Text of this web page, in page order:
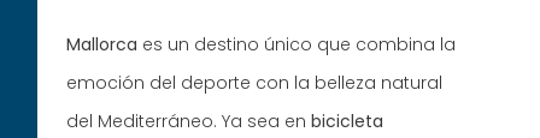
Mallorca es un destino único que combina la
emoción del deporte con la belleza natural
del Mediterráneo. Ya sea enbicicleta